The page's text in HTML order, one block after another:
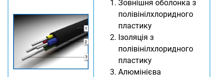
Зовнішня оболонка з
полівінілхлоридного
пластику
Ізоляція з
полівінілхлоридного
пластику
Алюмінієва